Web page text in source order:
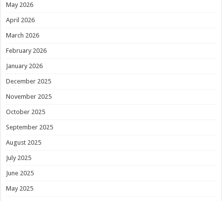
May 2026
April 2026
March 2026
February 2026
January 2026
December 2025
November 2025
October 2025
September 2025
August 2025
July 2025
June 2025
May 2025